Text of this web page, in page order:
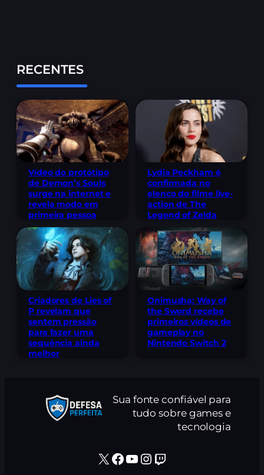
RECENTES
Vídeo do protótipo
de Demon’s Souls
surge na internet e
revela modo em
primeira pessoa
Lydia Peckham é
confirmada no
elenco do filme live-
action de The
Legend of Zelda
Criadores de Lies of
P revelam que
sentem pressão
para fazer uma
sequência ainda
melhor
Onimusha: Way of
the Sword recebe
primeiros vídeos de
gameplay no
Nintendo Switch 2
Sua fonte confiável para
tudo sobre games e
tecnologia
X Facebook Youtube Instagram Twitch